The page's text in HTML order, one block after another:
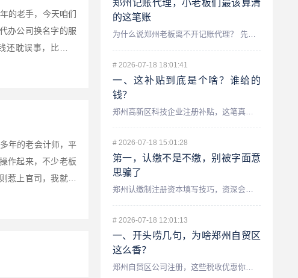
的老手，今天咱们
办公司换名字的服
耽误事，比如去
”，结果自己...
年的老会计师，平
作起来，不少老板
惹上官司，我就用
是啥？需要啥...
郑州记账代理，小老板们最该算清
的这笔账
# 2026-07-18 18:01:41
一、这补贴到底是个啥？谁给的
钱？
# 2026-07-18 15:01:28
第一，认缴不是不缴，别被字面意
思骗了
# 2026-07-18 12:01:13
一、开头唠几句，为啥郑州自贸区
这么香？